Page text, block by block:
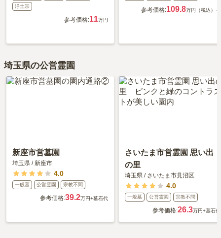
浄土宗
参考価格:11万円
参考価格:109.8万円（税込）～
埼玉県の公営霊園
新座市営墓園
埼玉県 /新座市
4.0
一般墓 公営霊園 宗教不問
参考価格:39.2万円+墓石代
さいたま市営霊園 思い出
の里
埼玉県 / さいたま市見沼区
4.0
一般墓 公営霊園 宗教不問
参考価格:26.3万円+墓石代